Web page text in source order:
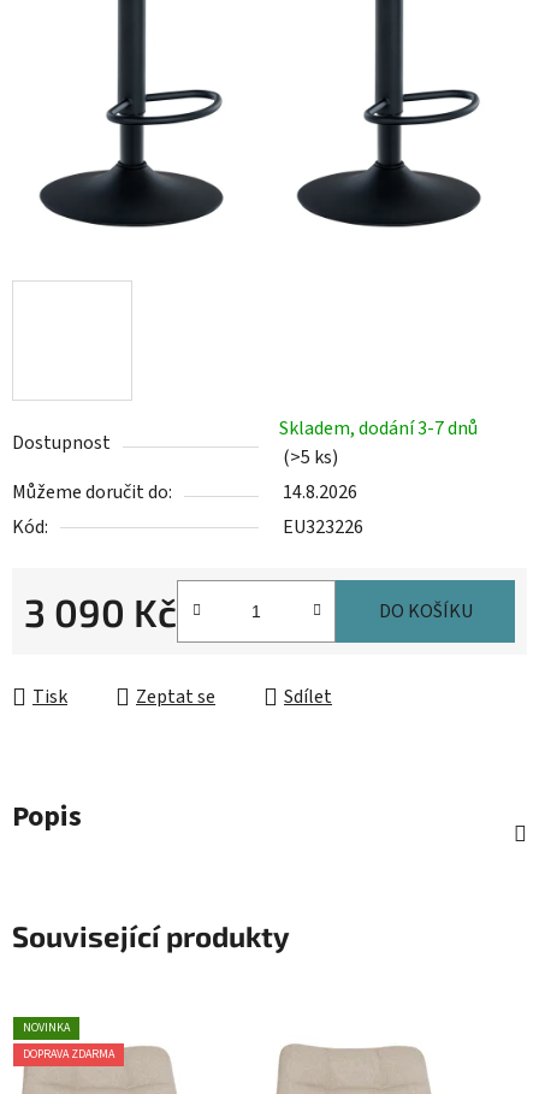
Dostupnost
Skladem, dodání 3-7 dnů
(>5 ks)
Můžeme doručit do:
14.8.2026
Kód:
EU323226
3 090 Kč DO KOŠÍKU
Tisk Zeptat se Sdílet
Popis
Související produkty
NOVINKA
DOPRAVA ZDARMA